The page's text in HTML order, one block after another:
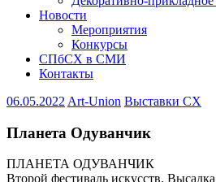
Новости
Мероприятия
Конкурсы
СПбСХ в СМИ
Контакты
06.05.2022 Art-Union Выставки СХ
Планета Одуванчик
ПЛАНЕТА ОДУВАНЧИК
Второй фестиваль искусств.